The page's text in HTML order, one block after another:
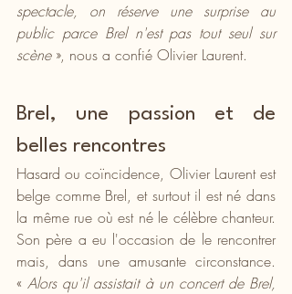
spectacle, on réserve une surprise au
public parce Brel n'est pas tout seul sur
scène », nous a confié Olivier Laurent.
Brel, une passion et de
belles rencontres
Hasard ou coïncidence, Olivier Laurent est
belge comme Brel, et surtout il est né dans
la même rue où est né le célèbre chanteur.
Son père a eu l'occasion de le rencontrer
mais, dans une amusante circonstance.
« Alors qu'il assistait à un concert de Brel,